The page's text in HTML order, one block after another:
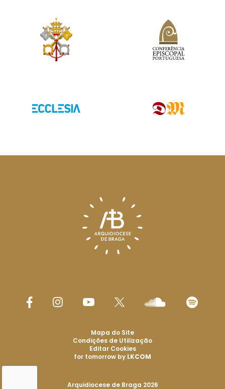
Arquidiocese de Braga 2026
Mapa do Site
Condições de Utilização
Editar Cookies
for tomorrow by LKCOM